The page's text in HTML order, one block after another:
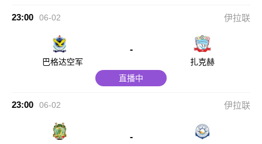
23:00 06-02 伊拉联
巴格达空军
-
扎克赫
直播中
23:00 06-02 伊拉联
-